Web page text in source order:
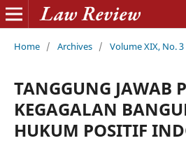
Home / Archives / Volume XIX, No.
TANGGUNG JAWAB
KEGAGALAN
HUKUM POSITIF